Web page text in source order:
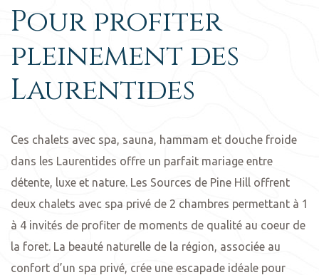
Pour profiter
pleinement des
Laurentides
Ces chalets avec spa, sauna, hammam et douche froide
dans les Laurentides offre un parfait mariage entre
détente, luxe et nature. Les Sources de Pine Hill offrent
deux chalets avec spa privé de 2 chambres permettant à 1
à 4 invités de profiter de moments de qualité au coeur de
la foret. La beauté naturelle de la région, associée au
confort d’un spa privé, crée une escapade idéale pour